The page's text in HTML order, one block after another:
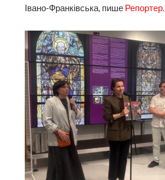
Івано-Франківська, пише Репортер.